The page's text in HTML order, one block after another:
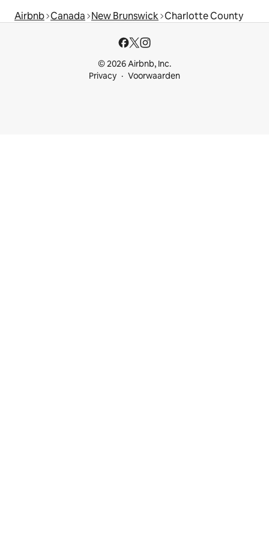
Airbnb Canada New Brunswick Charlotte County
© 2026 Airbnb, Inc.
Privacy
Voorwaarden